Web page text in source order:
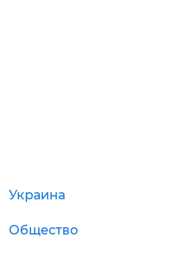
Украина
Общество